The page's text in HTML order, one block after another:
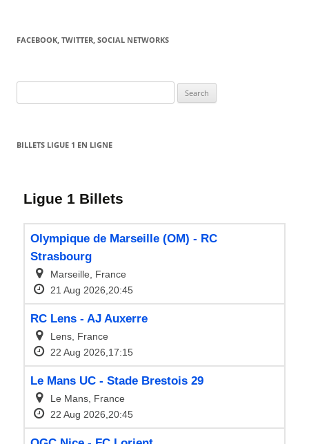
FACEBOOK, TWITTER, SOCIAL NETWORKS
for:
BILLETS LIGUE 1 EN LIGNE